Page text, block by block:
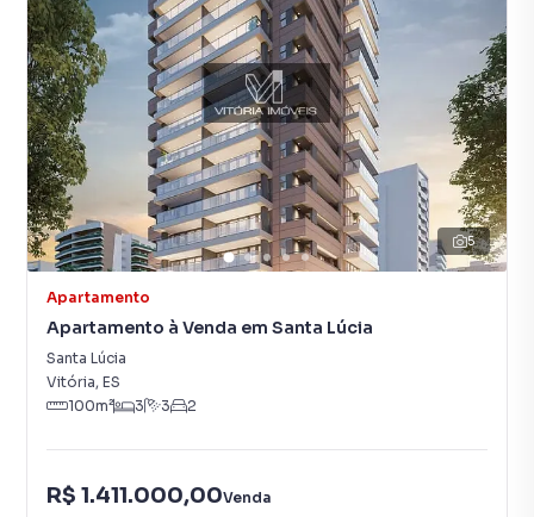
5
Apartamento
Apartamento à Venda em Santa Lúcia
Santa Lúcia
Vitória, ES
100m² 3 3 2
R$ 1.411.000,00Venda